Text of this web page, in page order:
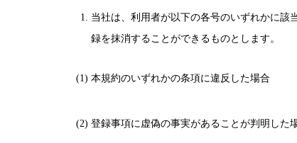
当社は、利用者が以下の各号のいずれかに該
録を抹消することができるものとします。
(1) 本規約のいずれかの条項に違反した場合
(2) 登録事項に虚偽の事実があることが判明した